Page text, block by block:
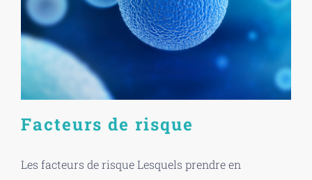
Facteurs de risque
Les facteurs de risque Lesquels prendre en